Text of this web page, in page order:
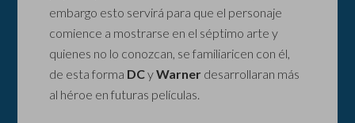
embargo esto servirá para que el personaje
comience a mostrarse en el séptimo arte y
quienes no lo conozcan, se familiaricen con él,
de esta forma DCyWarner desarrollaran más
al héroe en futuras películas.